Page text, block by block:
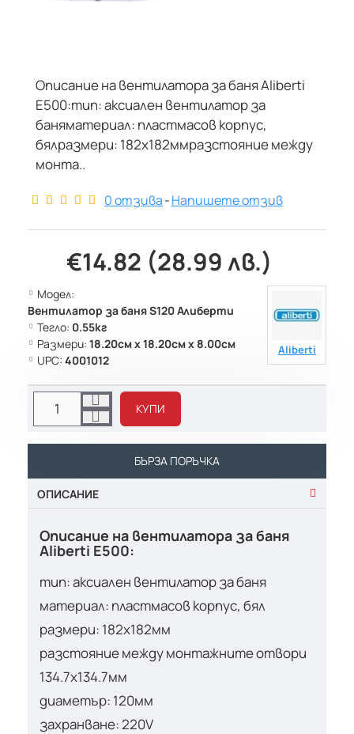
Описание на вентилатора за баня Aliberti
Е500:тип: аксиален вентилатор за
баняматериал: пластмасов корпус,
бялразмери: 182х182ммразстояние между
монта..
0 отзива-Напишете отзив
€14.82 (28.99 лв.)
Модел:
Вентилатор за баня S120 Алиберти
Тегло: 0.55кг
Размери: 18.20см x 18.20см x 8.00см
UPC: 4001012
Aliberti
КУПИ
БЪРЗА ПОРЪЧКА
ОПИСАНИЕ
Описание на вентилатора за баня
Aliberti Е500:
тип: аксиален вентилатор за баня
материал: пластмасов корпус, бял
размери: 182х182мм
разстояние между монтажните отвори
134.7х134.7мм
диаметър: 120мм
захранване: 220V